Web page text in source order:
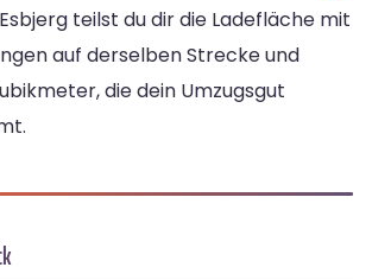
teilst du dir die Ladefläche mit
auf derselben Strecke und
die dein Umzugsgut